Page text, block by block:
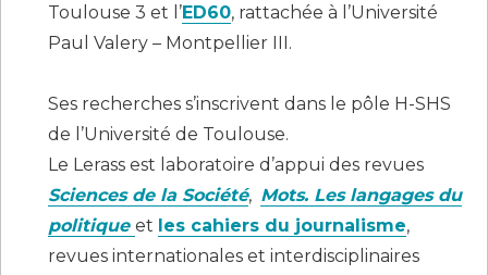
Toulouse 3 et l’ED60, rattachée à l’Université
Paul Valery – Montpellier III.
Ses recherches s’inscrivent dans le pôle H-SHS
de l’Université de Toulouse.
Le Lerass est laboratoire d’appui des revues
Sciences de la Société, Mots. Les langages du
politiqueet les cahiers du journalisme,
revues internationales et interdisciplinaires